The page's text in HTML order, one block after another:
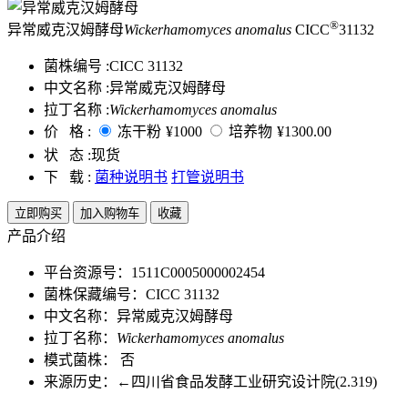
异常威克汉姆酵母Wickerhamomyces anomalus CICC®31132
菌株编号 :CICC 31132
中文名称 :异常威克汉姆酵母
拉丁名称 :Wickerhamomyces anomalus
价 格 :
冻干粉 ¥1000 培养物 ¥1300.00
状 态 :现货
下 载 : 菌种说明书 打管说明书
立即购买 加入购物车 收藏
产品介绍
平台资源号：1511C0005000002454
菌株保藏编号：CICC 31132
中文名称：异常威克汉姆酵母
拉丁名称： Wickerhamomyces anomalus
模式菌株： 否
来源历史：←四川省食品发酵工业研究设计院(2.319)